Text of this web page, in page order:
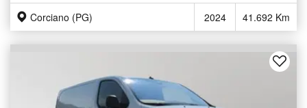
Corciano (PG) 2024 41.692 Km